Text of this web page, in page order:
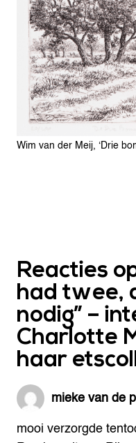
Wim van der Meij, ‘Drie
Reacties
had twee,
nodig” –
Charlotte
haar
mieke van de
mooi verzorgde